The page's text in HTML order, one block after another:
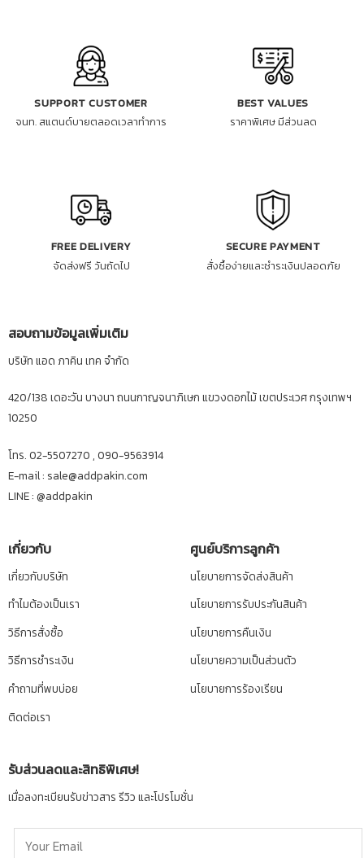
SUPPORT CUSTOMER
จนท. สแตนด์บายตลอดเวลาทำการ
BEST VALUES
ราคาพิเศษ มีส่วนลด
FREE DELIVERY
จัดส่งฟรี วันถัดไป
SECURE PAYMENT
สั่งซื้อง่ายและชำระเงินปลอดภัย
สอบถามข้อมูลเพิ่มเติม
บริษัท แอด ภาคิน เทค จำกัด
420/138 เดอะวัน บางนา ถนนกาญจนาภิเษก แขวงดอกไม้ เขตประเวศ กรุงเทพฯ
10250
โทร. 02-5507270 , 090-9563914
E-mail : sale@addpakin.com
LINE : @addpakin
เกี่ยวกับ
เกี่ยวกับบริษัท
ทำไมต้องเป็นเรา
วิธีการสั่งซื้อ
วิธีการชำระเงิน
คำถามที่พบบ่อย
ติดต่อเรา
ศูนย์บริการลูกค้า
นโยบายการจัดส่งสินค้า
นโยบายการรับประกันสินค้า
นโยบายการคืนเงิน
นโยบายความเป็นส่วนตัว
นโยบายการร้องเรียน
รับส่วนลดและสิทธิพิเศษ!
เมื่อลงทะเบียนรับข่าวสาร รีวิว และโปรโมชั่น